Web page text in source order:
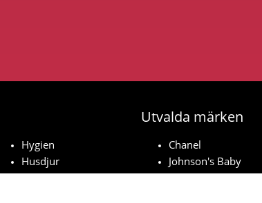
Hygien
Husdjur
Utvalda märken
Chanel
Johnson's Baby
Bozita